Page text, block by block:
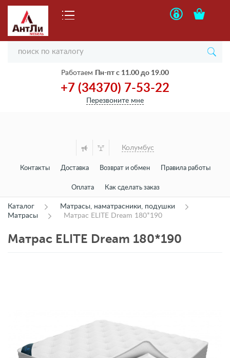
Работаем Пн-пт с 11.00 до 19.00
+7 (34370) 7-53-22
Перезвоните мне
Колумбус
Контакты Доставка Возврат и обмен Правила работы
Оплата Как сделать заказ
Каталог
Матрасы, наматрасники, подушки
Матрасы
Матрас ELITE Dream 180*190
Матрас ELITE Dream 180*190